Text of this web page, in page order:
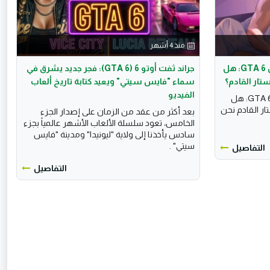
الدليل الشامل لمواصفات تشغيل GTA 6: هل
القادم؟
الدليل الشامل لمواصفات تشغيل GTA 6: هل
القادم نحن
التفاصيل
منذ 4 أشهر
جراند ثفت أوتو 6 (GTA 6): فجر جديد يشرق في
سماء "فايس سيتي" ويعيد كتابة تاريخ ألعاب
الفيديو
بعد أكثر من عقد من الزمان على إصدار الجزء
الخامس، تعود سلسلة الألعاب الأشهر عالمياً بجزء
سادس يأخذنا إلى ولاية "ليونيدا" ومدينة "فايس
سيتي" .
التفاصيل